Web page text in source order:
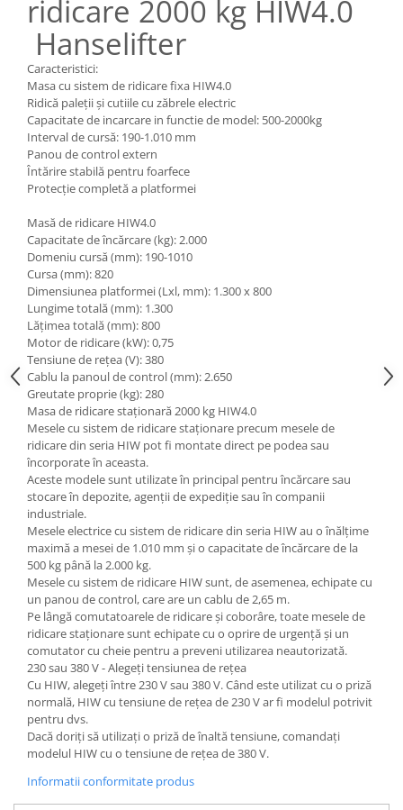
Pozitionere de sudura
Instalatii de rotire
Platforme foarfeca
Tip SB - cu bază rabatabilă
Nacela stivuitor
Translator stivuitor
Prelungitor lame stivuitor CAM
attachments
Atasamente profesionale CAM
Cleste ridicare butoi
Dispozitive ridicare butoaie
ridicare 2000 kg HIW4.0
Hanselifter
Caracteristici:
Masa cu sistem de ridicare fixa HIW4.0
Ridică paleții și cutiile cu zăbrele electric
Capacitate de incarcare in functie de model: 500-2000kg
Interval de cursă: 190-1.010 mm
Panou de control extern
Întărire stabilă pentru foarfece
Protecție completă a platformei
Masă de ridicare HIW4.0
Capacitate de încărcare (kg): 2.000
Domeniu cursă (mm): 190-1010
Cursa (mm): 820
Dimensiunea platformei (Lxl, mm): 1.300 x 800
Lungime totală (mm): 1.300
Lățimea totală (mm): 800
Motor de ridicare (kW): 0,75
Tensiune de rețea (V): 380
Cablu la panoul de control (mm): 2.650
Greutate proprie (kg): 280
Masa de ridicare staționară 2000 kg HIW4.0
Mesele cu sistem de ridicare staționare precum mesele de
ridicare din seria HIW pot fi montate direct pe podea sau
încorporate în aceasta.
Aceste modele sunt utilizate în principal pentru încărcare sau
stocare în depozite, agenții de expediție sau în companii
industriale.
Mesele electrice cu sistem de ridicare din seria HIW au o înălțime
maximă a mesei de 1.010 mm și o capacitate de încărcare de la
500 kg până la 2.000 kg.
Mesele cu sistem de ridicare HIW sunt, de asemenea, echipate cu
un panou de control, care are un cablu de 2,65 m.
Pe lângă comutatoarele de ridicare și coborâre, toate mesele de
ridicare staționare sunt echipate cu o oprire de urgență și un
comutator cu cheie pentru a preveni utilizarea neautorizată.
230 sau 380 V - Alegeți tensiunea de rețea
Cu HIW, alegeți între 230 V sau 380 V. Când este utilizat cu o priză
normală, HIW cu tensiune de rețea de 230 V ar fi modelul potrivit
pentru dvs.
Dacă doriți să utilizați o priză de înaltă tensiune, comandați
modelul HIW cu o tensiune de rețea de 380 V.
Informatii conformitate produs